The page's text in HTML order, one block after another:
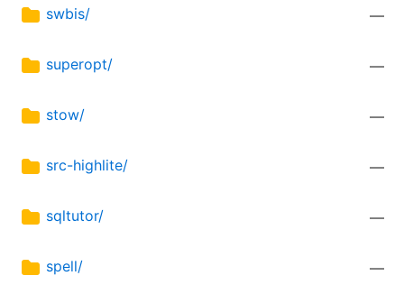
swbis/ —
superopt/ —
stow/ —
src-highlite/ —
sqltutor/ —
spell/ —